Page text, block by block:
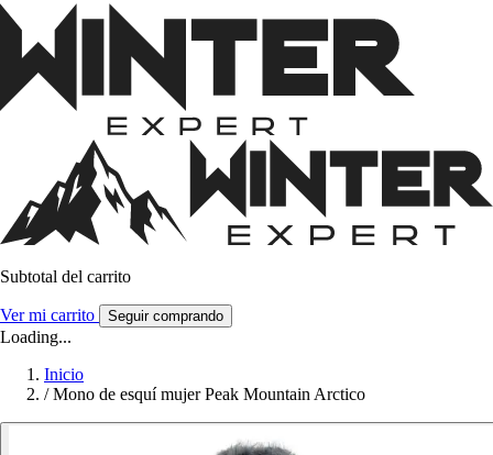
Subtotal del carrito
Ver mi carrito Seguir comprando
Loading...
Inicio
/ Mono de esquí mujer Peak Mountain Arctico